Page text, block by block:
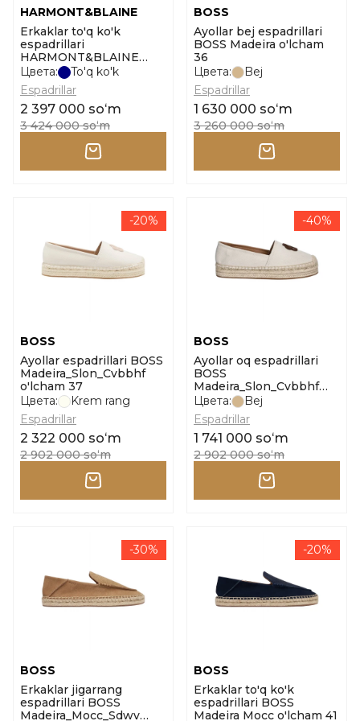
HARMONT&BLAINE
Erkaklar to'q ko'k
espadrillari
HARMONT&BLAINE
Espadrillas Uomo
Camoscio o'lcham 39
Цвета:
To'q ko'k
Espadrillar
2 397 000 soʻm
3 424 000 soʻm
BOSS
Ayollar bej espadrillari
BOSS Madeira o'lcham
36
Цвета:
Bej
Espadrillar
1 630 000 soʻm
3 260 000 soʻm
-20%
BOSS
Ayollar espadrillari BOSS
Madeira_Slon_Cvbbhf
o'lcham 37
Цвета:
Krem rang
Espadrillar
2 322 000 soʻm
2 902 000 soʻm
-40%
BOSS
Ayollar oq espadrillari
BOSS
Madeira_Slon_Cvbbhf
o'lcham 37
Цвета:
Bej
Espadrillar
1 741 000 soʻm
2 902 000 soʻm
-30%
BOSS
Erkaklar jigarrang
espadrillari BOSS
Madeira_Mocc_Sdwv
-20%
BOSS
Erkaklar to'q ko'k
espadrillari BOSS
Madeira Mocc o'lcham 41